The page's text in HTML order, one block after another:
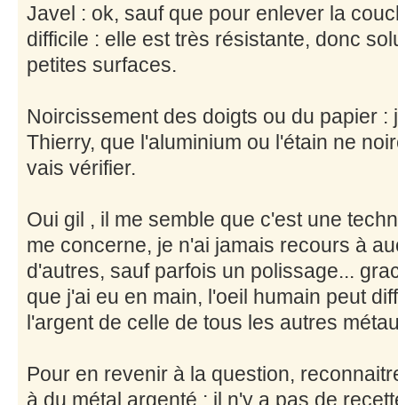
Javel : ok, sauf que pour enlever la
difficile : elle est très résistante, donc
petites surfaces.
Noircissement des doigts ou du papier :
Thierry, que l'aluminium ou l'étain ne
vais vérifier.
Oui gil , il me semble que c'est une
me concerne, je n'ai jamais recours à
d'autres, sauf parfois un polissage...
que j'ai eu en main, l'oeil humain peut
l'argent de celle de tous les autres
Pour en revenir à la question,
à du métal argenté : il n'y a pas de